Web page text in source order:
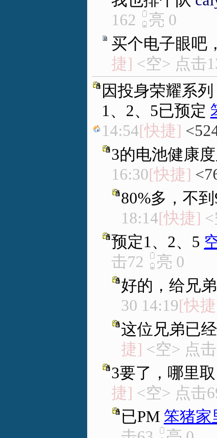
162
亮 0
买个电子眼吧
捷] <空> 点击
因投身荣耀系
1、2、5已预定
14:54[快捷]
3的电池健康
16:30[快捷]
80%多，不
18:14[快捷]
预定1、2、5
击72
亮 0
好的，给兄
30 14:19[快
这位兄弟已
捷] <空> 点
3要了，哪里取
捷] <空> 点击
已PM 笨猪家